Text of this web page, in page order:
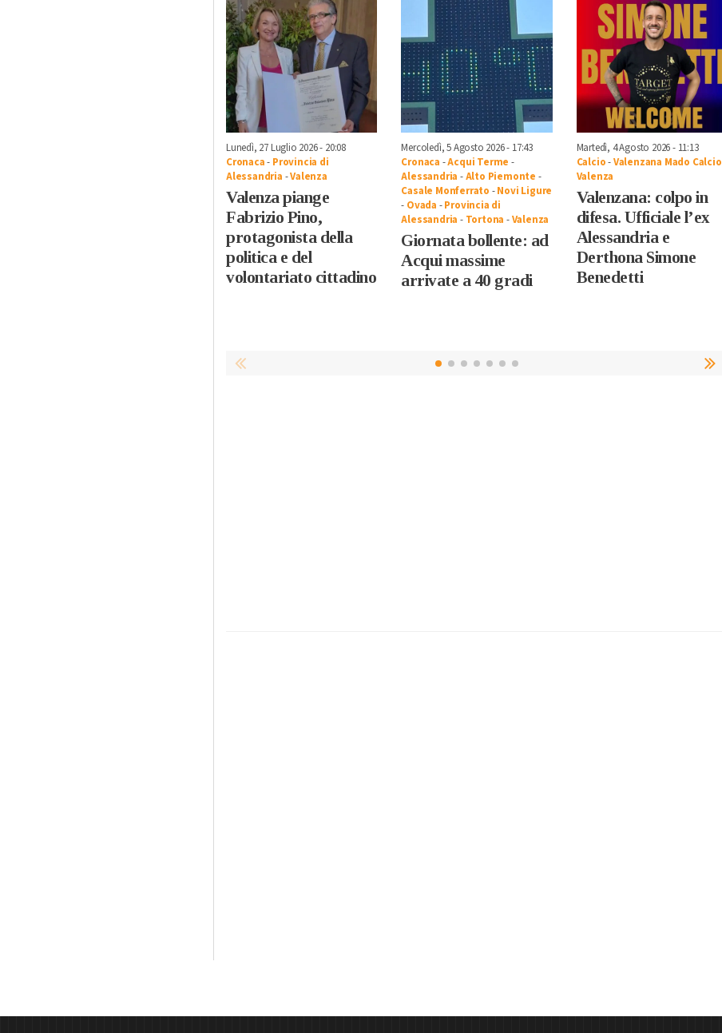
Lunedì, 27 Luglio 2026 - 20:08
Cronaca- Provincia di
Alessandria -Valenza
Valenza piange
Fabrizio Pino,
protagonista della
politica e del
volontariato cittadino
Mercoledì, 5 Agosto 2026 - 17:43
Cronaca -Acqui Terme -
Alessandria -Alto Piemonte -
Casale Monferrato -Novi Ligure
- Ovada -Provincia di
Alessandria - Tortona -Valenza
Giornata bollente: ad
Acqui massime
arrivate a 40 gradi
Martedì, 4 Agosto 2026 - 11:13
Calcio-Valenzana Mado Calcio
Valenza
Valenzana: colpo in
difesa. Ufficiale l’ex
Alessandria e
Derthona Simone
Benedetti